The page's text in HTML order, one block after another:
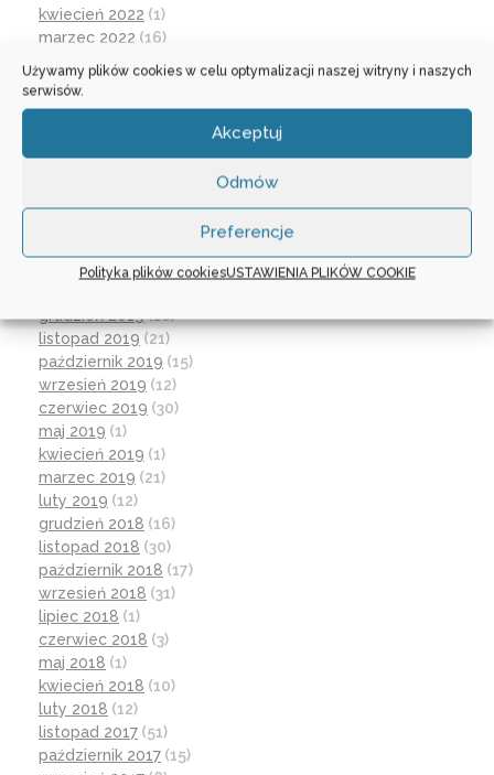
Używamy plików cookies w celu optymalizacji naszej witryny i naszych
serwisów.
Akceptuj
Odmów
Preferencje
Polityka plików cookiesUSTAWIENIA PLIKÓW COOKIE
kwiecień 2022 (1)
marzec 2022 (16)
październik 2021 (2)
wrzesień 2021
sierpień 2021(4)
luty 2020(10)
grudzień 2019(18)
listopad 2019 (21)
październik 2019 (15)
wrzesień 2019 (12)
czerwiec 2019 (30)
maj 2019 (1)
kwiecień 2019 (1)
marzec 2019 (21)
luty 2019 (12)
grudzień 2018 (16)
listopad 2018 (30)
październik 2018 (17)
wrzesień 2018 (31)
lipiec 2018 (1)
czerwiec 2018 (3)
maj 2018 (1)
kwiecień 2018 (10)
luty 2018 (12)
listopad 2017 (51)
październik 2017 (15)